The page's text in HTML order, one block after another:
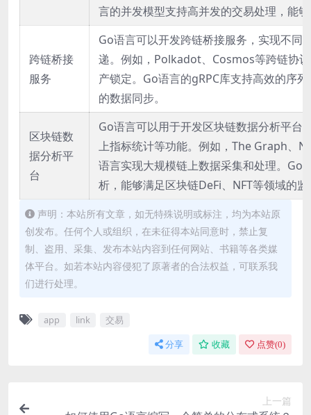
言的并发模型支持高并发的交易处理，能
跨链桥接
服务
Go语言可以开发跨链桥接服务，实现不同
递。例如，Polkadot、Cosmos等跨链协
产锁定。Go语言的gRPC库支持高效的序
的数据同步。
区块链数
据分析平
台
Go语言可以用于开发区块链数据分析平台
上指标统计等功能。例如，The Graph、
语言实现大规模链上数据采集和处理。Go
析，能够满足区块链DeFi、NFT等领域的
声明：本站所有文章，如无特殊说明或标注，均为本站原
创发布。任何个人或组织，在未征得本站同意时，禁止复
制、盗用、采集、发布本站内容到任何网站、书籍等各类媒
体平台。如若本站内容侵犯了原著者的合法权益，可联系我
们进行处理。
app link 交易
分享 收藏 点赞(0)
上一篇